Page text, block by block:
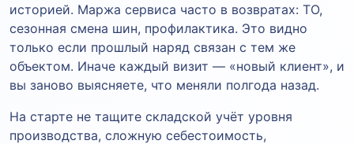
историей. Маржа сервиса часто в возвратах: ТО,
сезонная смена шин, профилактика. Это видно
только если прошлый наряд связан с тем же
объектом. Иначе каждый визит — «новый клиент», и
вы заново выясняете, что меняли полгода назад.
На старте не тащите складской учёт уровня
производства, сложную себестоимость,